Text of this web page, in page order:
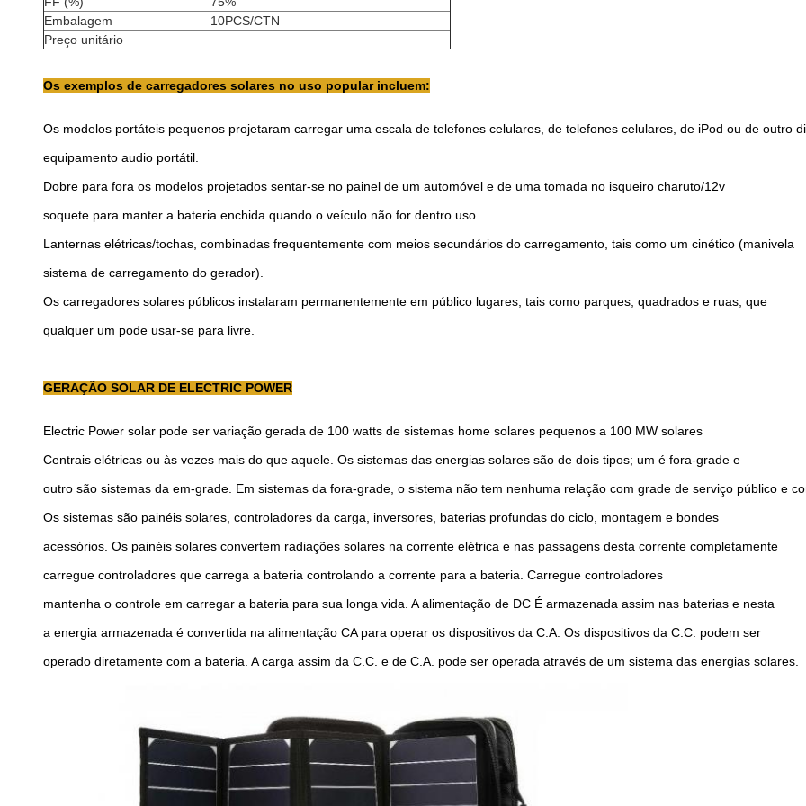
Embalagem
10PCS/CTN
Preço unitário
Os exemplos de carregadores solares no uso popular incluem:
Os modelos portáteis pequenos projetaram carregar uma escala de telefones celulares, de telefones celulares, de iPod ou de outro
equipamento audio portátil.
Dobre para fora os modelos projetados sentar-se no painel de um automóvel e de uma tomada no isqueiro charuto/12v
soquete para manter a bateria enchida quando o veículo não for dentro uso.
Lanternas elétricas/tochas, combinadas frequentemente com meios secundários do carregamento, tais como um cinético (manivela
sistema de carregamento do gerador).
Os carregadores solares públicos instalaram permanentemente em público lugares, tais como parques, quadrados e ruas, que
qualquer um pode usar-se para livre.
GERAÇÃO SOLAR DE ELECTRIC POWER
Electric Power solar pode ser variação gerada de 100 watts de sistemas home solares pequenos a 100 MW solares
Centrais elétricas ou às vezes mais do que aquele. Os sistemas das energias solares são de dois tipos; um é fora-grade e
outro são sistemas da em-grade. Em sistemas da fora-grade, o sistema não tem nenhuma relação com grade de serviço público e
Os sistemas são painéis solares, controladores da carga, inversores, baterias profundas do ciclo, montagem e bondes
acessórios. Os painéis solares convertem radiações solares na corrente elétrica e nas passagens desta corrente completamente
carregue controladores que carrega a bateria controlando a corrente para a bateria. Carregue controladores
mantenha o controle em carregar a bateria para sua longa vida. A alimentação de DC É armazenada assim nas baterias e nesta
a energia armazenada é convertida na alimentação CA para operar os dispositivos da C.A. Os dispositivos da C.C. podem ser
operado diretamente com a bateria. A carga assim da C.C. e de C.A. pode ser operada através de um sistema das energias solares.